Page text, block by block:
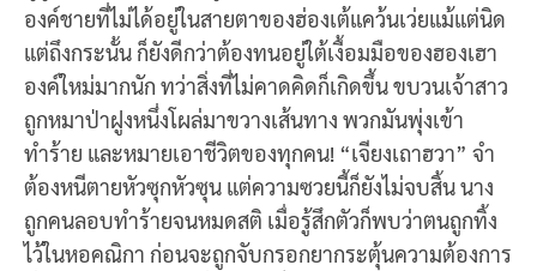
องค์ชายที่ไม่ได้อยู่ในสายตาของฮ่องเต้แคว้นเว่ยแม้แต่นิด
แต่ถึงกระนั้น ก็ยังดีกว่าต้องทนอยู่ใต้เงื้อมมือของฮองเฮา
องค์ใหม่มากนัก ทว่าสิ่งที่ไม่คาดคิดก็เกิดขึ้น ขบวนเจ้าสาว
ถูกหมาป่าฝูงหนึ่งโผล่มาขวางเส้นทาง พวกมันพุ่งเข้า
ทำร้าย และหมายเอาชีวิตของทุกคน! “เจียงเถาฮวา” จำ
ต้องหนีตายหัวซุกหัวซุน แต่ความซวยนี้ก็ยังไม่จบสิ้น นาง
ถูกคนลอบทำร้ายจนหมดสติ เมื่อรู้สึกตัวก็พบว่าตนถูกทิ้ง
ไว้ในหอคณิกา ก่อนจะถูกจับกรอกยากระตุ้นความต้องการ